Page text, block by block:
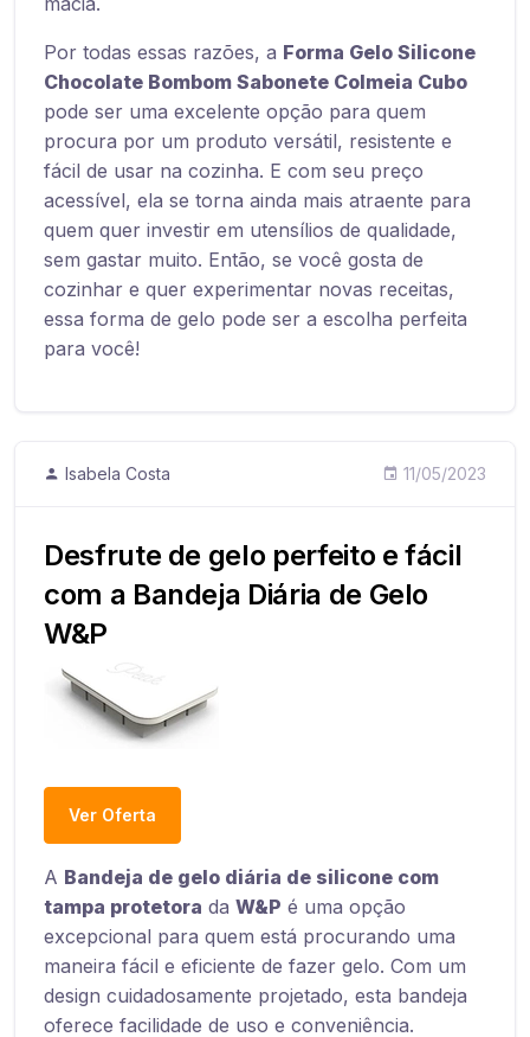
Por todas essas razões, a Forma Gelo Silicone
Chocolate Bombom Sabonete Colmeia Cubo
pode ser uma excelente opção para quem
procura por um produto versátil, resistente e
fácil de usar na cozinha. E com seu preço
acessível, ela se torna ainda mais atraente para
quem quer investir em utensílios de qualidade,
sem gastar muito. Então, se você gosta de
cozinhar e quer experimentar novas receitas,
essa forma de gelo pode ser a escolha perfeita
para você!
Isabela Costa 11/05/2023
Desfrute de gelo perfeito e fácil
com a Bandeja Diária de Gelo
W&P
Ver Oferta
A Bandeja de gelo diária de silicone com
tampa protetora da W&P é uma opção
excepcional para quem está procurando uma
maneira fácil e eficiente de fazer gelo. Com um
design cuidadosamente projetado, esta bandeja
oferece facilidade de uso e conveniência.